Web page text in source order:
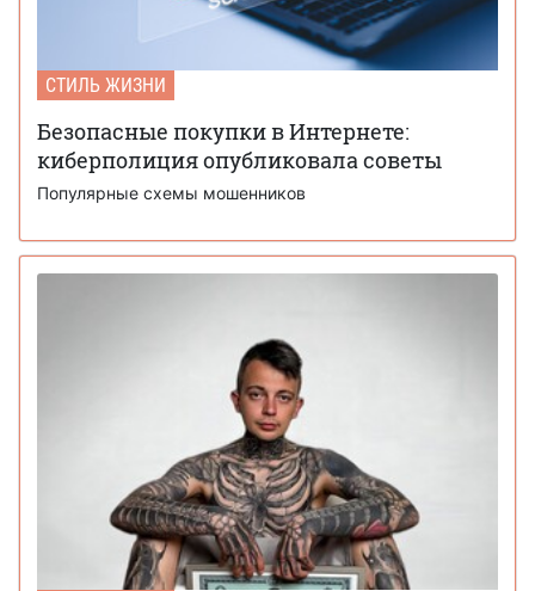
СТИЛЬ ЖИЗНИ
Безопасные покупки в Интернете:
киберполиция опубликовала советы
Популярные схемы мошенников